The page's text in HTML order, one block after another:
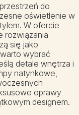
do
oświetlenie w
W ofercie
rozwiązania
się jako
wybrać
detale wnętrza i
natynkowe,
oprawy
designem.